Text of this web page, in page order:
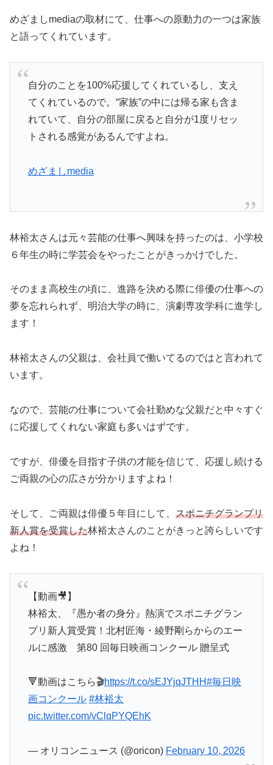
めざましmediaの取材にて、仕事への原動力の一つは家族
と語ってくれています。
自分のことを100%応援してくれているし、支え
てくれているので。“家族”の中には帰る家も含ま
れていて、自分の部屋に戻ると自分が1度リセッ
トされる感覚があるんですよね。
めざましmedia
林裕太さんは元々芸能の仕事へ興味を持ったのは、小学校
６年生の時に学芸会をやったことがきっかけでした。
そのまま高校生の頃に、進路を決める際に俳優の仕事への
夢を忘れられず、明治大学の時に、演劇専攻学科に進学し
ます！
林裕太さんの父親は、会社員で働いてるのではと言われて
います。
なので、芸能の仕事について会社勤めな父親だと中々すぐ
に応援してくれない家庭も多いはずです。
ですが、俳優を目指す子供の才能を信じて、応援し続ける
ご両親の心の広さが分かりますよね！
そして、ご両親は俳優５年目にして、 スポニチグランプリ
新人賞を受賞した林裕太さんのことがきっと誇らしいです
よね！
【動画🎥】
林裕太、『愚か者の身分』熱演でスポニチグラン
プリ新人賞受賞！北村匠海・綾野剛らからのエー
ルに感激 第80 回毎日映画コンクール 贈呈式
🔻動画はこちら🎬https://t.co/sEJYjqJTHH#毎日映
画コンクール #林裕太
pic.twitter.com/vClqPYQEhK
— オリコンニュース (@oricon) February 10, 2026